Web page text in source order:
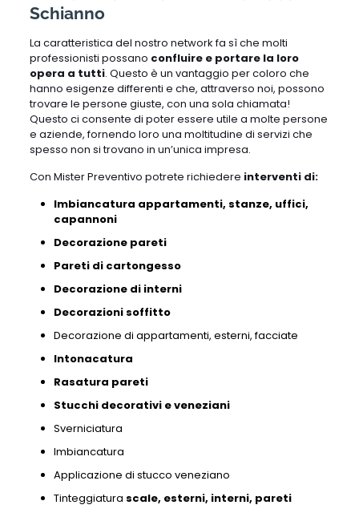
Schianno
La caratteristica del nostro network fa sì che molti
professionisti possano confluire e portare la loro
opera a tutti. Questo è un vantaggio per coloro che
hanno esigenze differenti e che, attraverso noi, possono
trovare le persone giuste, con una sola chiamata!
Questo ci consente di poter essere utile a molte persone
e aziende, fornendo loro una moltitudine di servizi che
spesso non si trovano in un’unica impresa.
Con Mister Preventivo potrete richiedere interventi di:
Imbiancatura appartamenti, stanze, uffici,
capannoni
Decorazione pareti
Pareti di cartongesso
Decorazione di interni
Decorazioni soffitto
Decorazione di appartamenti, esterni,facciate
Intonacatura
Rasatura pareti
Stucchi decorativi eveneziani
Sverniciatura
Imbiancatura
Applicazione di stucco veneziano
Tinteggiatura scale, esterni, interni, pareti